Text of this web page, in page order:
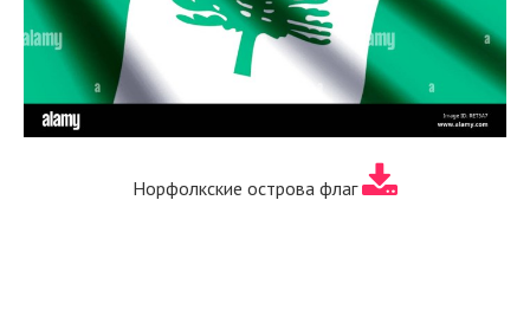
Норфолкские острова флаг